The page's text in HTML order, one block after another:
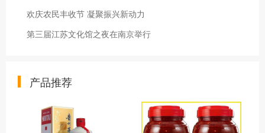
欢庆农民丰收节 凝聚振兴新动力
第三届江苏文化馆之夜在南京举行
产品推荐